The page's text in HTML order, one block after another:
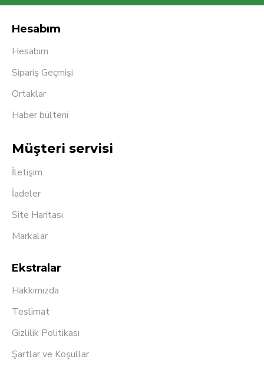
Hesabım
Hesabım
Sipariş Geçmişi
Ortaklar
Haber bülteni
Müşteri servisi
İletişim
İadeler
Site Haritası
Markalar
Ekstralar
Hakkımızda
Teslimat
Gizlilik Politikası
Şartlar ve Koşullar